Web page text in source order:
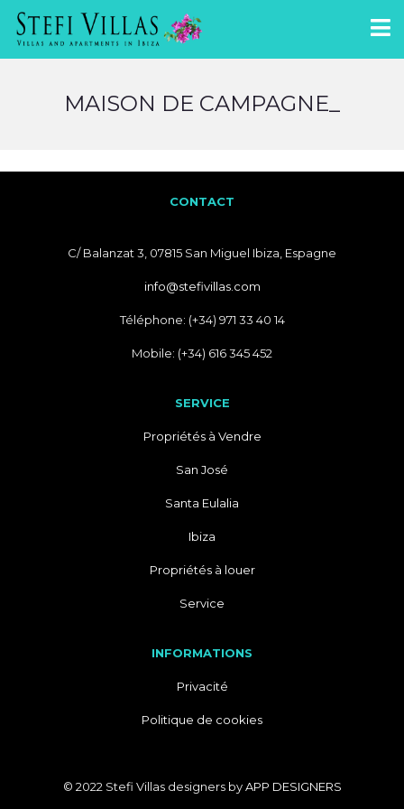
MAISON DE CAMPAGNE_
CONTACT
C/ Balanzat 3, 07815 San Miguel Ibiza, Espagne
info@stefivillas.com
Téléphone: (+34) 971 33 40 14
Mobile: (+34) 616 345 452
SERVICE
Propriétés à Vendre
San José
Santa Eulalia
Ibiza
Propriétés à louer
Service
INFORMATIONS
Privacité
Politique de cookies
© 2022 Stefi Villas designers byAPP DESIGNERS